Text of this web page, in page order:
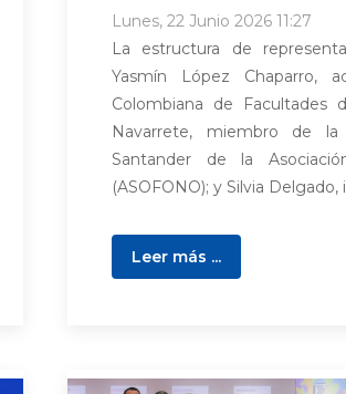
Lunes, 22 Junio 2026 11:27
La estructura de
Yasmín López Chaparro,
Colombiana de Facultades
Navarrete, miembro de
Santander de la
(ASOFONO); y Silvia
Leer más ...